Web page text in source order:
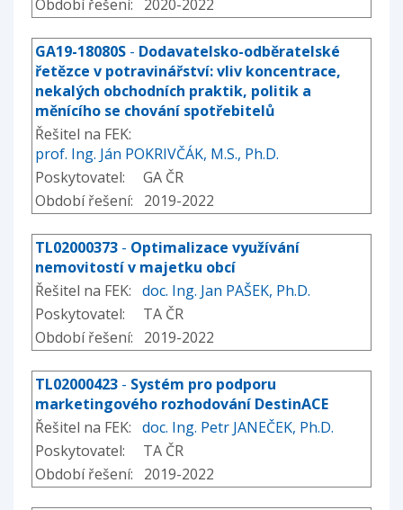
Období řešení: 2020-2022
GA19-18080S - Dodavatelsko-odběratelské
řetězce v potravinářství: vliv koncentrace,
nekalých obchodních praktik, politik a
měnícího se chování spotřebitelů
Řešitel na FEK:
prof. Ing. Ján POKRIVČÁK, M.S., Ph.D.
Poskytovatel: GA ČR
Období řešení: 2019-2022
TL02000373 - Optimalizace využívání
nemovitostí v majetku obcí
Řešitel na FEK: doc. Ing. Jan PAŠEK, Ph.D.
Poskytovatel: TA ČR
Období řešení: 2019-2022
TL02000423 - Systém pro podporu
marketingového rozhodování DestinACE
Řešitel na FEK: doc. Ing. Petr JANEČEK, Ph.D.
Poskytovatel: TA ČR
Období řešení: 2019-2022